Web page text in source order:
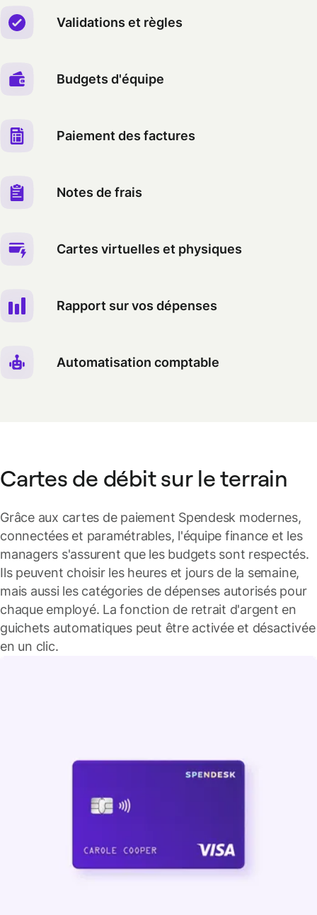
Validations et règles
Budgets d'équipe
Paiement des factures
Notes de frais
Cartes virtuelles et physiques
Rapport sur vos dépenses
Automatisation comptable
Cartes de débit sur le terrain
Grâce aux cartes de paiement Spendesk modernes,
connectées et paramétrables, l'équipe finance et les
managers s'assurent que les budgets sont respectés.
Ils peuvent choisir les heures et jours de la semaine,
mais aussi les catégories de dépenses autorisés pour
chaque employé. La fonction de retrait d'argent en
guichets automatiques peut être activée et désactivée
en un clic.